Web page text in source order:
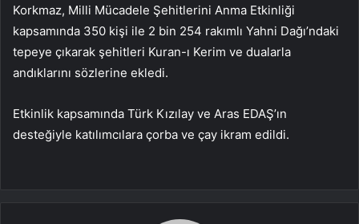
Korkmaz, Milli Mücadele Şehitlerini Anma Etkinliği
kapsamında 350 kişi ile 2 bin 254 rakımlı Yahni Dağı’ndaki
tepeye çıkarak şehitleri Kuran-ı Kerim ve dualarla
andıklarını sözlerine ekledi.
Etkinlik kapsamında Türk Kızılay ve Aras EDAŞ’ın
desteğiyle katılımcılara çorba ve çay ikram edildi.